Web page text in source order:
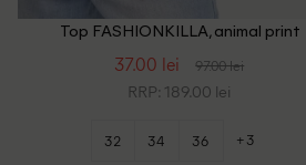
Top FASHIONKILLA, animal print
37.00 lei 97.00 lei
RRP: 189.00 lei
32 34 36 +3